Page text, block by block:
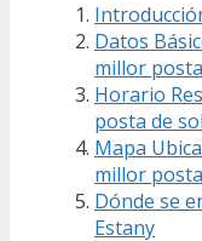
Datos
millor
Horario
posta de
Mapa
millor
Dónde se
Estany